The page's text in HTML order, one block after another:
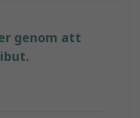
genom att